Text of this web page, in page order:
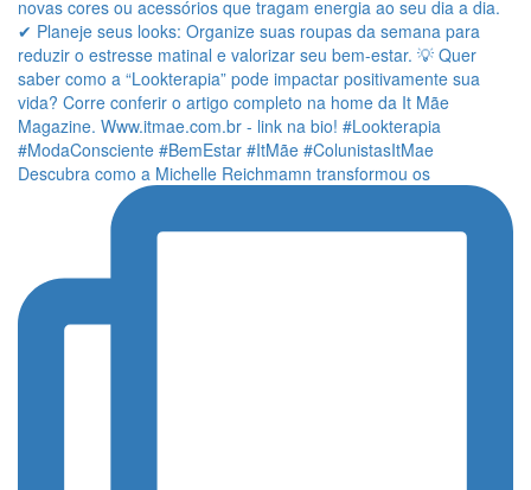
Descubra como a Michelle Reichmamn transformou os